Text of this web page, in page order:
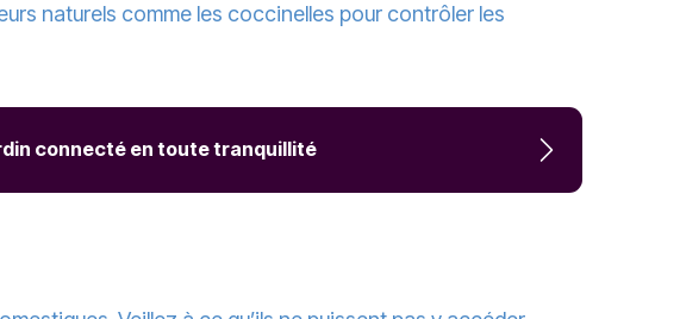
naturels comme les coccinelles pour contrôler les
connecté en toute tranquillité